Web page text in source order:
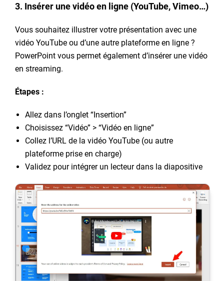
3. Insérer une vidéo en ligne (YouTube, Vimeo…)
Vous souhaitez illustrer votre présentation avec une
vidéo YouTube ou d’une autre plateforme en ligne ?
PowerPoint vous permet également d’insérer une vidéo
en streaming.
Étapes :
Allez dans l’onglet “Insertion”
Choisissez “Vidéo” > “Vidéo en ligne”
Collez l’URL de la vidéo YouTube (ou autre
plateforme prise en charge)
Validez pour intégrer un lecteur dans la diapositive